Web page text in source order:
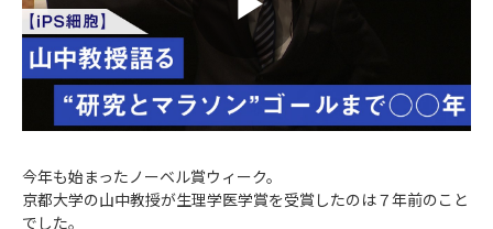
Play
Video
今年も始まったノーベル賞ウィーク。
京都大学の山中教授が生理学医学賞を受賞したのは７年前のこと
でした。